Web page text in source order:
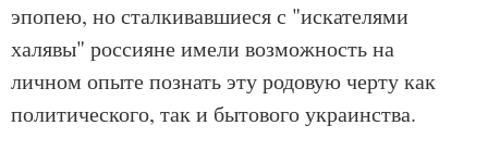
эпопею, но сталкивавшиеся с "искателями
халявы" россияне имели возможность на
личном опыте познать эту родовую черту как
политического, так и бытового украинства.